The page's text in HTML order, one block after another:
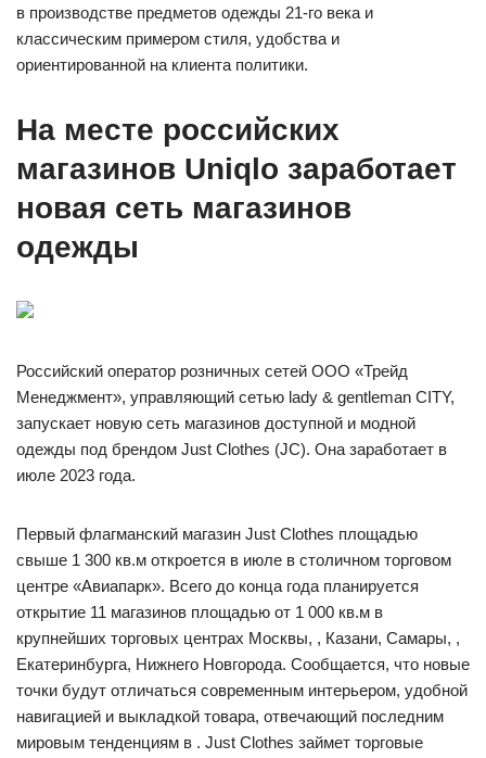
в производстве предметов одежды 21-го века и
классическим примером стиля, удобства и
ориентированной на клиента политики.
На месте российских
магазинов Uniqlo заработает
новая сеть магазинов
одежды
Российский оператор розничных сетей ООО «Трейд
Менеджмент», управляющий сетью lady & gentleman CITY,
запускает новую сеть магазинов доступной и модной
одежды под брендом Just Clothes (JC). Она заработает в
июле 2023 года.
Первый флагманский магазин Just Clothes площадью
свыше 1 300 кв.м откроется в июле в столичном торговом
центре «Авиапарк». Всего до конца года планируется
открытие 11 магазинов площадью от 1 000 кв.м в
крупнейших торговых центрах Москвы, , Казани, Самары, ,
Екатеринбурга, Нижнего Новгорода. Сообщается, что новые
точки будут отличаться современным интерьером, удобной
навигацией и выкладкой товара, отвечающий последним
мировым тенденциям в . Just Clothes займет торговые